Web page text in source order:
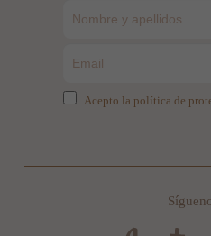
Acepto la política de